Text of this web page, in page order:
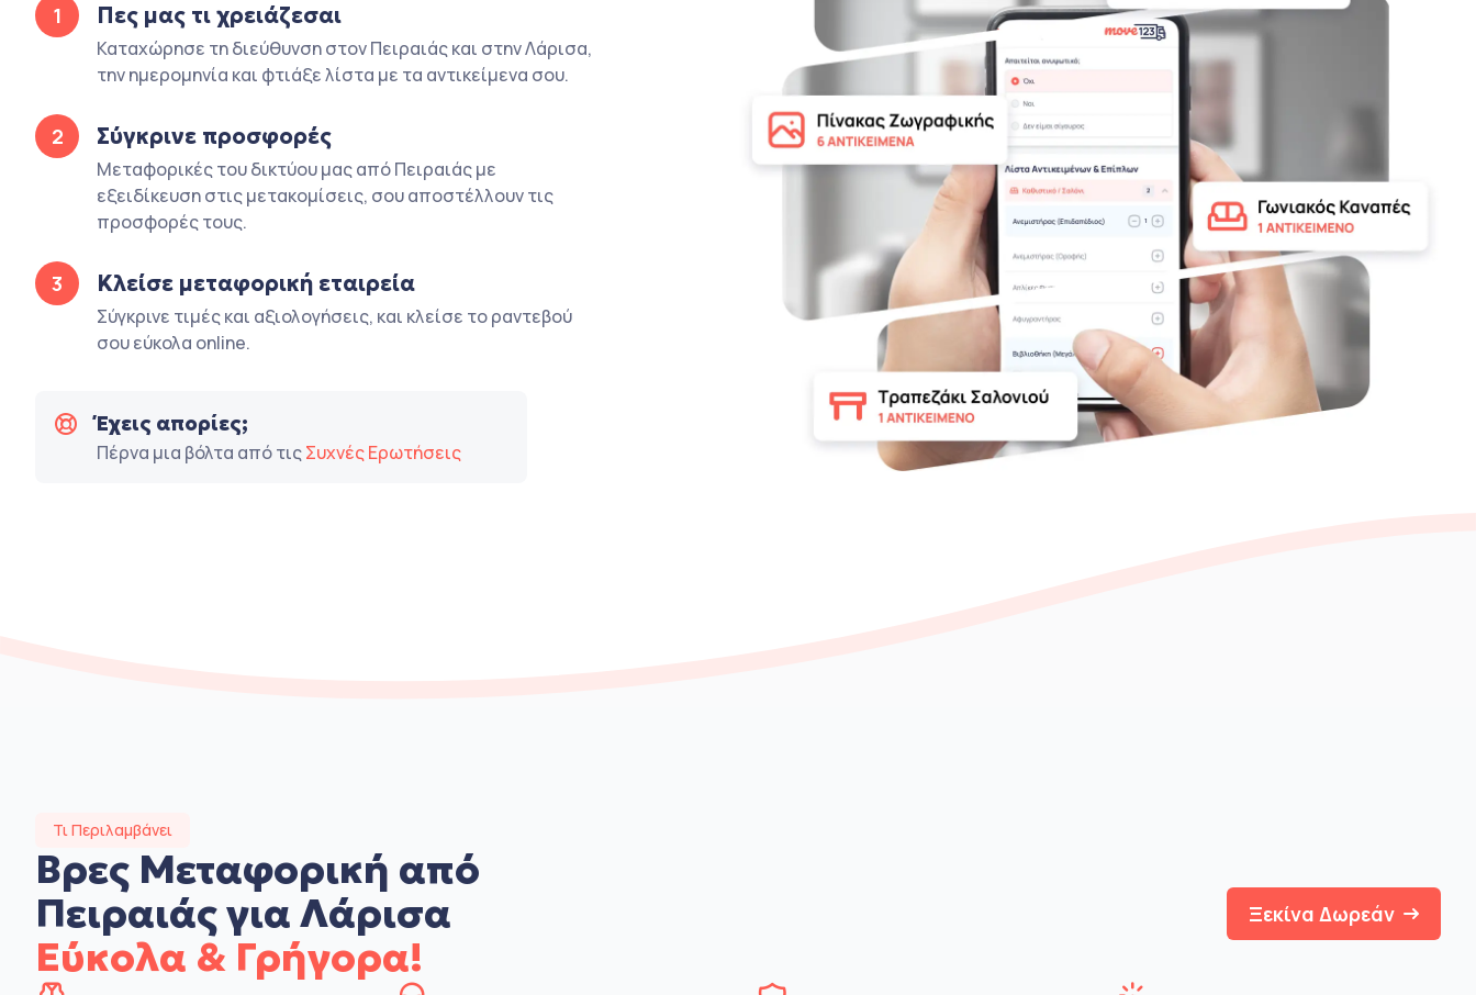
1 Πες μας τι χρειάζεσαι
Καταχώρησε τη διεύθυνση στον Πειραιάς και στην Λάρισα,
την ημερομηνία και φτιάξε λίστα με τα αντικείμενα σου.
2 Σύγκρινε προσφορές
Μεταφορικές του δικτύου μας από Πειραιάς με
εξειδίκευση στις μετακομίσεις, σου αποστέλλουν τις
προσφορές τους.
3 Κλείσε μεταφορική εταιρεία
Σύγκρινε τιμές και αξιολογήσεις, και κλείσε το ραντεβού
σου εύκολα online.
Έχεις απορίες;
Πέρνα μια βόλτα από τιςΣυχνές Ερωτήσεις
Τι Περιλαμβάνει
Βρες Μεταφορική από
Πειραιάς για Λάρισα
Εύκολα & Γρήγορα!
Ξεκίνα Δωρεάν